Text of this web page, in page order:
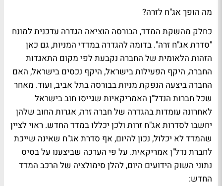
מה הופך אג"ח לזרה?
כחלק מהשקת המדד, הבורסה הוציאה הגדרה עדכנית למונח
"סדרת אג"ח זרה". בדומה להגדרה במדדי המניות, גם כאן
הזהות הלאומית של החברה נקבעת לפי מקום התאגדות
החברה, היקף הפעילות בישראל, היקף נכסים בישראל, האם
החברה ביצעה הנפקת מניות בבורסה בתל אביב, ועוד. מאחר
שכל חברות הנדל"ן האמריקאיות שגייסו חוב בישראל
לאחרונה עומדות בהגדרה של חברה זרה, אגרות החוב שלהן
יחשבו לסדרות אג"ח זרות ולכן יכללו במדד החדש. ראוי לציין
שהמדד לא יכלול, נכון להיום, אף סדרת אג"ח שאינה שייכת
לחברת נדל"ן אמריקאית. על פי הערכה שביצענו על בסיס
נתוני השוק הידועים היום, להלן סימולציה של הרכב המדד
החדש: